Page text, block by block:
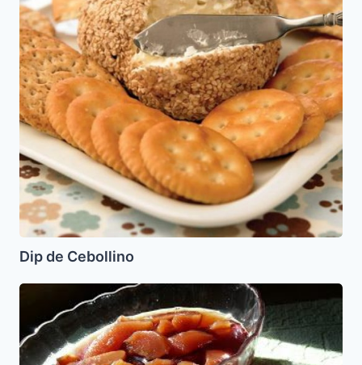
Dip de Cebollino
Mosto
(Letuario
de
Membrillo)